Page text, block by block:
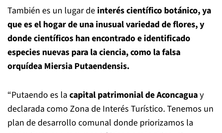
También es un lugar de interés científico botánico, ya
que es el hogar de una inusual variedad de flores, y
donde científicos han encontrado e identificado
especies nuevas para la ciencia, como la falsa
orquídea Miersia Putaendensis.
“Putaendo es la capital patrimonial de Aconcaguay
declarada como Zona de Interés Turístico. Tenemos un
plan de desarrollo comunal donde priorizamos la